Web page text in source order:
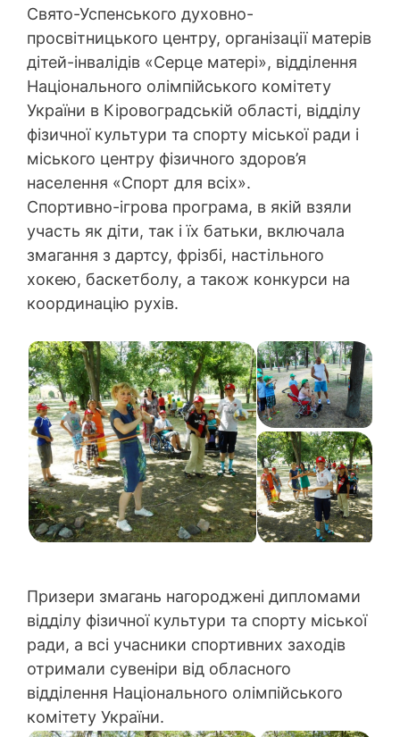
Свято-Успенського духовно-
просвітницького центру, організації матерів
дітей-інвалідів «Серце матері», відділення
Національного олімпійського комітету
України в Кіровоградській області, відділу
фізичної культури та спорту міської ради і
міського центру фізичного здоров’я
населення «Спорт для всіх».
Спортивно-ігрова програма, в якій взяли
участь як діти, так і їх батьки, включала
змагання з дартсу, фрізбі, настільного
хокею, баскетболу, а також конкурси на
координацію рухів.
Призери змагань нагороджені дипломами
відділу фізичної культури та спорту міської
ради, а всі учасники спортивних заходів
отримали сувеніри від обласного
відділення Національного олімпійського
комітету України.